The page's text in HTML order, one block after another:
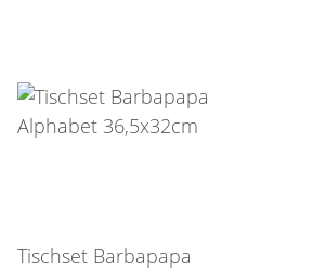
Tischset Barbapapa